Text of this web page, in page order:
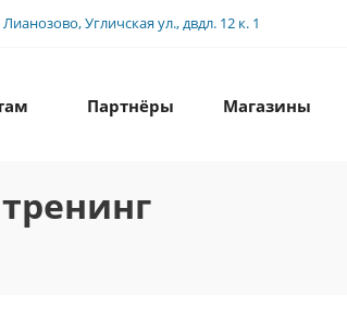
Угличская ул., двдл. 12 к. 1
Партнёры Магазины